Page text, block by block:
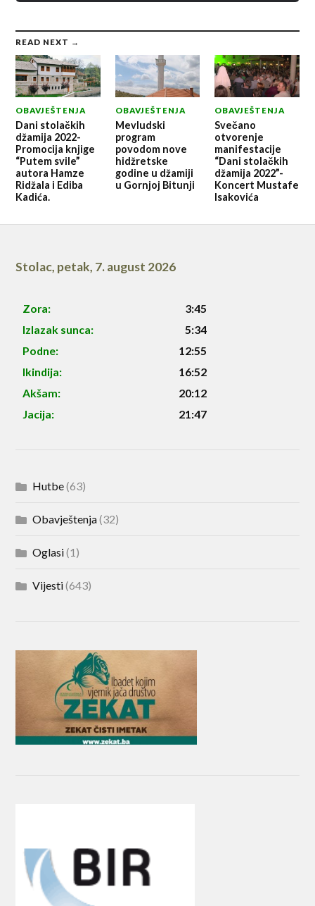
READ NEXT →
OBAVJEŠTENJA
Dani stolačkih
džamija 2022-
Promocija knjige
“Putem svile”
autora Hamze
Ridžala i Ediba
Kadića.
OBAVJEŠTENJA
Mevludski
program
povodom nove
hidžretske
godine u džamiji
u Gornjoj Bitunji
OBAVJEŠTENJA
Svečano
otvorenje
manifestacije
“Dani stolačkih
džamija 2022”-
Koncert Mustafe
Isakovića
Stolac, petak, 7. august 2026
Zora:
3:45
Izlazak sunca:
5:34
Podne:
12:55
Ikindija:
16:52
Akšam:
20:12
Jacija:
21:47
Hutbe(63)
Obavještenja(32)
Oglasi(1)
Vijesti(643)